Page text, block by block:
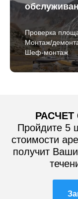
Проверка
Монтаж/
Шеф-монтаж
Пройдите 5
стоимости
получит